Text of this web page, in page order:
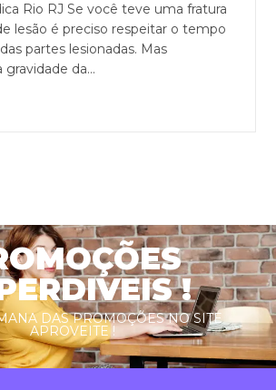
Rio RJ Se você teve uma fratura
lesão é preciso respeitar o tempo
partes lesionadas. Mas
gravidade da…
!
DAS PROMOÇÕES NO SITE
APROVEITE !